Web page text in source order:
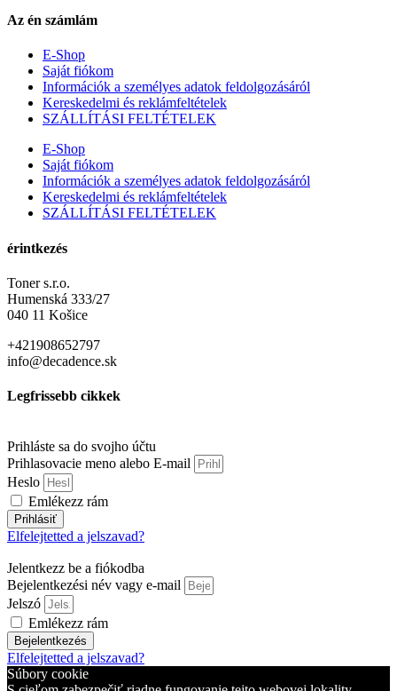
Az én számlám
E-Shop
Saját fiókom
Információk a személyes adatok feldolgozásáról
Kereskedelmi és reklámfeltételek
SZÁLLÍTÁSI FELTÉTELEK
E-Shop
Saját fiókom
Információk a személyes adatok feldolgozásáról
Kereskedelmi és reklámfeltételek
SZÁLLÍTÁSI FELTÉTELEK
érintkezés
Toner s.r.o.
Humenská 333/27
040 11 Košice
+421908652797
info@decadence.sk
Legfrissebb cikkek
Prihláste sa do svojho účtu
Prihlasovacie meno alebo E-mail
Heslo
Emlékezz rám
Prihlásiť
Elfelejtetted a jelszavad?
Jelentkezz be a fiókodba
Bejelentkezési név vagy e-mail
Jelszó
Emlékezz rám
Bejelentkezés
Elfelejtetted a jelszavad?
Súbory cookie